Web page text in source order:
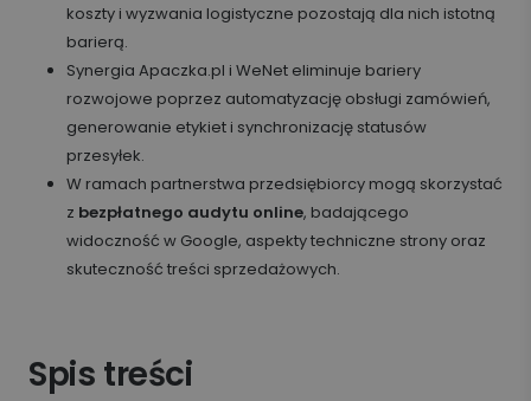
koszty i wyzwania logistyczne pozostają dla nich istotną
barierą.
Synergia Apaczka.pl i WeNet eliminuje bariery
rozwojowe poprzez automatyzację obsługi zamówień,
generowanie etykiet i synchronizację statusów
przesyłek.
W ramach partnerstwa przedsiębiorcy mogą skorzystać
z bezpłatnego audytu online, badającego
widoczność w Google, aspekty techniczne strony oraz
skuteczność treści sprzedażowych.
Spis treści